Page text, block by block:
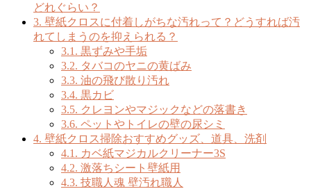
どれぐらい？
3. 壁紙クロスに付着しがちな汚れって？どうすれば汚
れてしまうのを抑えられる？
3.1. 黒ずみや手垢
3.2. タバコのヤニの黄ばみ
3.3. 油の飛び散り汚れ
3.4. 黒カビ
3.5. クレヨンやマジックなどの落書き
3.6. ペットやトイレの壁の尿シミ
4. 壁紙クロス掃除おすすめグッズ、道具、洗剤
4.1. カベ紙マジカルクリーナー3S
4.2. 激落ちシート壁紙用
4.3. 技職人魂 壁汚れ職人